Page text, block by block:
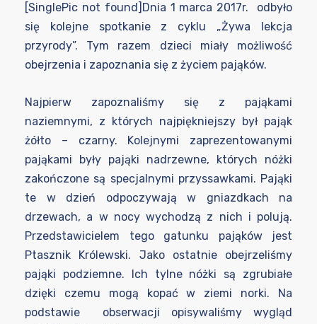
[SinglePic not found]Dnia 1 marca 2017r. odbyło
się kolejne spotkanie z cyklu „Żywa lekcja
przyrody”. Tym razem dzieci miały możliwość
obejrzenia i zapoznania się z życiem pająków.
Najpierw zapoznaliśmy się z pająkami
naziemnymi, z których najpiękniejszy był pająk
żółto – czarny. Kolejnymi zaprezentowanymi
pająkami były pająki nadrzewne, których nóżki
zakończone są specjalnymi przyssawkami. Pająki
te w dzień odpoczywają w gniazdkach na
drzewach, a w nocy wychodzą z nich i polują.
Przedstawicielem tego gatunku pająków jest
Ptasznik Królewski. Jako ostatnie obejrzeliśmy
pająki podziemne. Ich tylne nóżki są zgrubiałe
dzięki czemu mogą kopać w ziemi norki. Na
podstawie obserwacji opisywaliśmy wygląd